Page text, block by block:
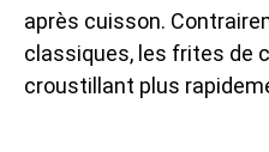
après cuisson.
classiques, les frites de
croustillant plus